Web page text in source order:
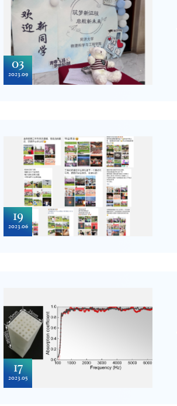
03
2023.09
19
2023.06
17
2023.05